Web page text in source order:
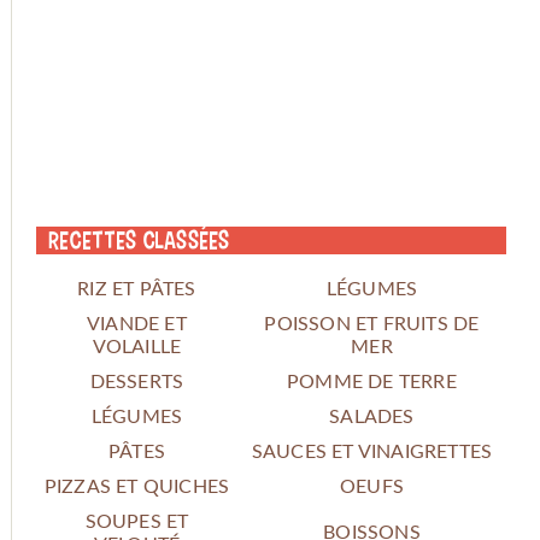
Recettes classées
RIZ ET PÂTES
LÉGUMES
VIANDE ET
VOLAILLE
POISSON ET FRUITS DE
MER
DESSERTS
POMME DE TERRE
LÉGUMES
SALADES
PÂTES
SAUCES ET VINAIGRETTES
PIZZAS ET QUICHES
OEUFS
SOUPES ET
BOISSONS